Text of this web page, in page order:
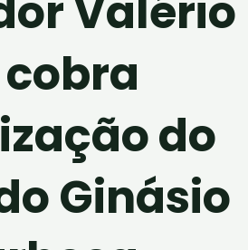
Valério
do
Ginásio